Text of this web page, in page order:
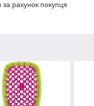
рахунок покупця